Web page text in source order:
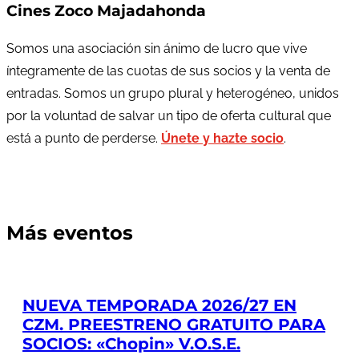
Cines Zoco Majadahonda
Somos una asociación sin ánimo de lucro que vive
íntegramente de las cuotas de sus socios y la venta de
entradas. Somos un grupo plural y heterogéneo, unidos
por la voluntad de salvar un tipo de oferta cultural que
está a punto de perderse. Únete y hazte socio.
Más eventos
NUEVA TEMPORADA 2026/27 EN
CZM. PREESTRENO GRATUITO PARA
SOCIOS: «Chopin» V.O.S.E.